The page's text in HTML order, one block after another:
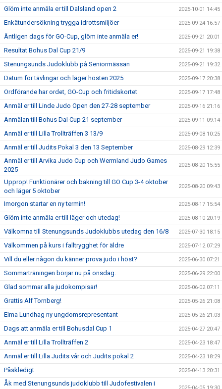
Glöm inte anmäla er till Dalsland open 2 2025-10-01 14:45
Enkätundersökning trygga idrottsmiljöer 2025-09-24 16:57
Äntligen dags för GO-Cup, glöm inte anmäla er! 2025-09-21 20:01
Resultat Bohus Dal Cup 21/9 2025-09-21 19:38
Stenungsunds Judoklubb på Seniormässan 2025-09-21 19:32
Datum för tävlingar och läger hösten 2025 2025-09-17 20:38
Ordförande har ordet, GO-Cup och fritidskortet 2025-09-17 17:48
Anmäl er till Linde Judo Open den 27-28 september 2025-09-16 21:16
Anmälan till Bohus Dal Cup 21 september 2025-09-11 09:14
Anmäl er till Lilla Trollträffen 3 13/9 2025-09-08 10:25
Anmäl er till Judits Pokal 3 den 13 September 2025-08-29 12:39
Anmäl er till Arvika Judo Cup och Wermland Judo Games
2025
2025-08-20 15:55
Upprop! Funktionärer och bakning till GO Cup 3-4 oktober
och läger 5 oktober
2025-08-20 09:43
Imorgon startar en ny termin! 2025-08-17 15:54
Glöm inte anmäla er till läger och utedag! 2025-08-10 20:19
Välkomna till Stenungsunds Judoklubbs utedag den 16/8 2025-07-30 18:15
Välkommen på kurs i falltrygghet för äldre 2025-07-12 07:29
Vill du eller någon du känner prova judo i höst? 2025-06-30 07:21
Sommarträningen börjar nu på onsdag. 2025-06-29 22:00
Glad sommar alla judokompisar! 2025-06-02 07:11
Grattis Alf Tornberg! 2025-05-26 21:08
Elma Lundhag ny ungdomsrepresentant 2025-05-26 21:03
Dags att anmäla er till Bohusdal Cup 1 2025-04-27 20:47
Anmäl er till Lilla Trollträffen 2 2025-04-23 18:47
Anmäl er till Lilla Judits vår och Judits pokal 2 2025-04-23 18:29
Påskledigt 2025-04-13 20:31
Åk med Stenungsunds judoklubb till Judofestivalen i